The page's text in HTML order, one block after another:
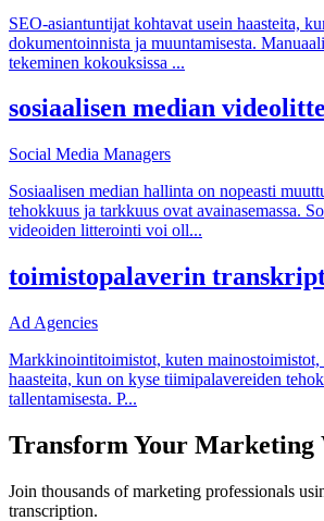
SEO-asiantuntijat kohtavat usein haasteita,
dokumentoinnista ja muuntamisesta.
tekeminen kokouksissa ...
sosiaalisen median
Social Media Managers
Sosiaalisen median hallinta on nopeasti
tehokkuus ja tarkkuus ovat avainasemassa.
videoiden litterointi voi oll...
toimistopalaverin
Ad Agencies
Markkinointitoimistot, kuten mainostoimistot,
haasteita, kun on kyse tiimipalavereiden
tallentamisesta. P...
Transform Your Marketing
Join thousands ofmarketing professionals
transcription.